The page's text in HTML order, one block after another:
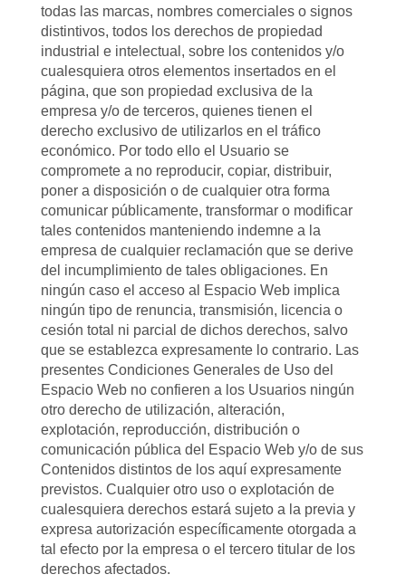
todas las marcas, nombres comerciales o signos
distintivos, todos los derechos de propiedad
industrial e intelectual, sobre los contenidos y/o
cualesquiera otros elementos insertados en el
página, que son propiedad exclusiva de la
empresa y/o de terceros, quienes tienen el
derecho exclusivo de utilizarlos en el tráfico
económico. Por todo ello el Usuario se
compromete a no reproducir, copiar, distribuir,
poner a disposición o de cualquier otra forma
comunicar públicamente, transformar o modificar
tales contenidos manteniendo indemne a la
empresa de cualquier reclamación que se derive
del incumplimiento de tales obligaciones. En
ningún caso el acceso al Espacio Web implica
ningún tipo de renuncia, transmisión, licencia o
cesión total ni parcial de dichos derechos, salvo
que se establezca expresamente lo contrario. Las
presentes Condiciones Generales de Uso del
Espacio Web no confieren a los Usuarios ningún
otro derecho de utilización, alteración,
explotación, reproducción, distribución o
comunicación pública del Espacio Web y/o de sus
Contenidos distintos de los aquí expresamente
previstos. Cualquier otro uso o explotación de
cualesquiera derechos estará sujeto a la previa y
expresa autorización específicamente otorgada a
tal efecto por la empresa o el tercero titular de los
derechos afectados.